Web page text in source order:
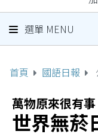
選單 MENU
首頁 國語日報
萬物原來很有事
世界無